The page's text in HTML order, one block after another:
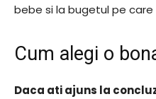
bebe si la bugetul pe care
Cum alegi o
Daca ati ajuns la